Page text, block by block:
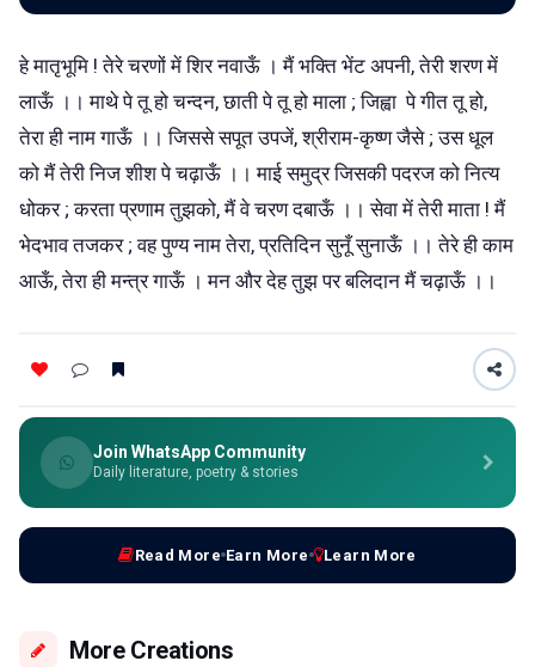
हे मातृभूमि ! तेरे चरणों में शिर नवाऊँ । मैं भक्ति भेंट अपनी, तेरी शरण में
लाऊँ ।। माथे पे तू हो चन्दन, छाती पे तू हो माला ; जिह्वा पे गीत तू हो,
तेरा ही नाम गाऊँ ।। जिससे सपूत उपजें, श्रीराम-कृष्ण जैसे ; उस धूल
को मैं तेरी निज शीश पे चढ़ाऊँ ।। माई समुद्रजिसकी पदरज को नित्य
धोकर ; करता प्रणाम तुझको, मैं वे चरण दबाऊँ ।। सेवा में तेरी माता ! मैं
भेदभाव तजकर ; वह पुण्य नाम तेरा, प्रतिदिन सुनूँ सुनाऊँ ।। तेरे ही काम
आऊँ, तेरा ही मन्त्र गाऊँ । मन और देह तुझ पर बलिदान मैं चढ़ाऊँ ।।
Join WhatsApp Community
Daily literature, poetry & stories
Read More Earn More Learn More
More Creations